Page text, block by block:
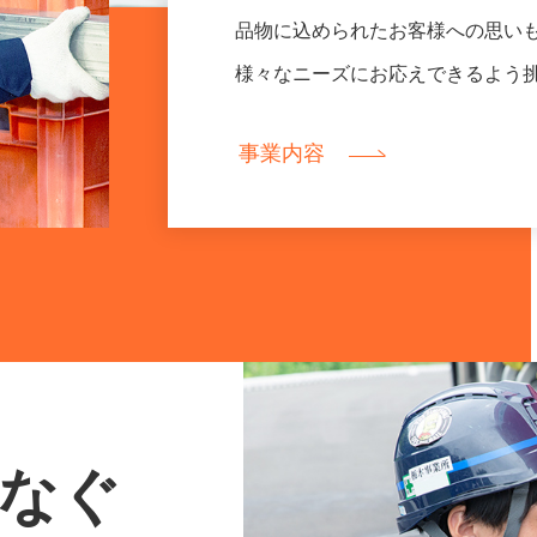
品物に込められたお客様への思い
様々なニーズにお応えできるよう
事業内容
ぐ